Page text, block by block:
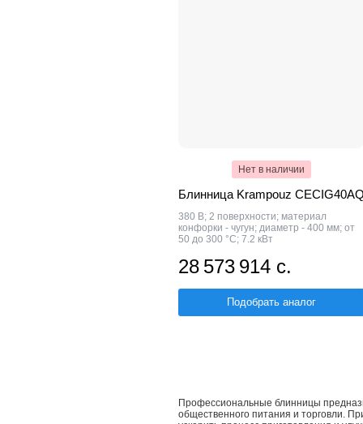
Нет в наличии
Блинница Krampouz
380 В; 2 поверхности; материал
конфорки - чугун; диаметр - 400 мм; от
50 до 300 °C; 7.2 кВт
28 573 914 с.
Подобрать аналог
Профессиональные блинницы
общественного питания и торговли.